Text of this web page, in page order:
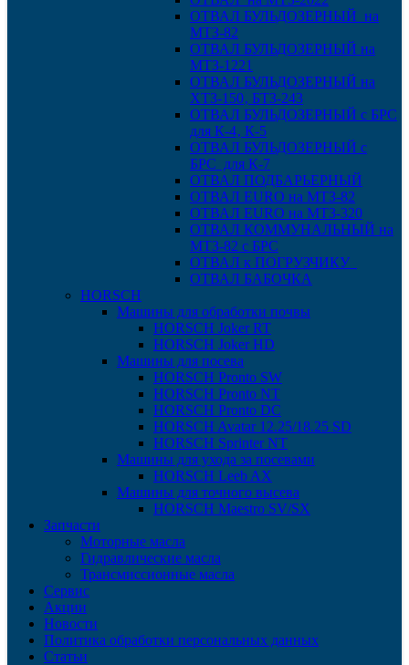
ОТВАЛ БУЛЬДОЗЕРНЫЙ на
МТЗ-82
ОТВАЛ БУЛЬДОЗЕРНЫЙ на
МТЗ-1221
ОТВАЛ БУЛЬДОЗЕРНЫЙ на
ХТЗ-150‚ БТЗ-243
ОТВАЛ БУЛЬДОЗЕРНЫЙ с БРС
для К-4‚ К-5
ОТВАЛ БУЛЬДОЗЕРНЫЙ с
БРС для К-7
ОТВАЛ ПОДБАРЬЕРНЫЙ
ОТВАЛ EURO на МТЗ-82
ОТВАЛ EURO на МТЗ-320
ОТВАЛ КОММУНАЛЬНЫЙ на
МТЗ-82 с БРС
ОТВАЛ к ПОГРУЗЧИКУ
ОТВАЛ БАБОЧКА
HORSCH
Машины для обработки почвы
HORSCH Joker RT
HORSCH Joker HD
Машины для посева
HORSCH Pronto SW
HORSCH Pronto NT
HORSCH Pronto DC
HORSCH Avatar 12.25/18.25 SD
HORSCH Sprinter NT
Машины для ухода за посевами
HORSCH Leeb AX
Машины для точного высева
HORSCH Maestro SV/SX
Запчасти
Моторные масла
Гидравлические масла
Трансмиссионные масла
Сервис
Акции
Новости
Политика обработки персональных данных
Статьи